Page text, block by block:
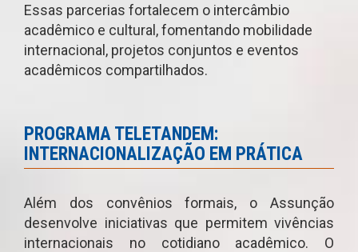
Essas parcerias fortalecem o intercâmbio
acadêmico e cultural, fomentando mobilidade
internacional, projetos conjuntos e eventos
acadêmicos compartilhados.
PROGRAMA TELETANDEM:
INTERNACIONALIZAÇÃO EM PRÁTICA
Além dos convênios formais, o Assunção
desenvolve iniciativas que permitem vivências
internacionais no cotidiano acadêmico. O